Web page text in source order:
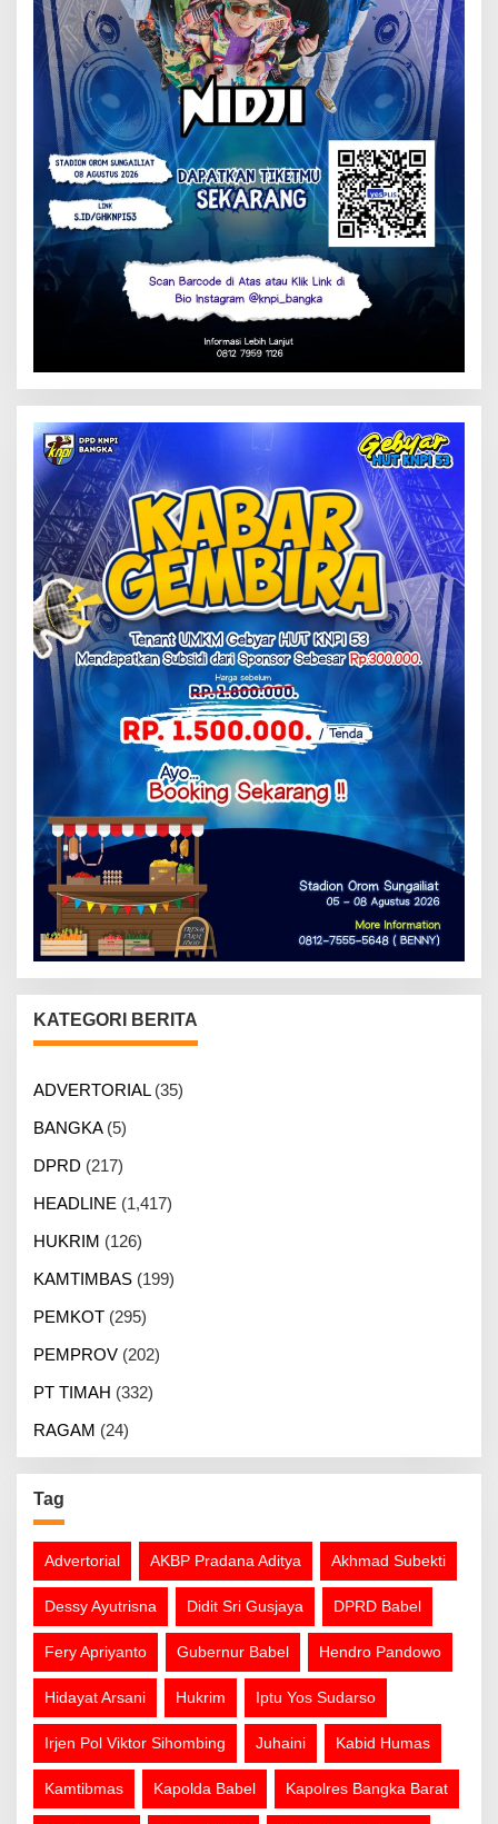
KATEGORI BERITA
ADVERTORIAL(35)
BANGKA(5)
DPRD (217)
HEADLINE (1,417)
HUKRIM (126)
KAMTIMBAS (199)
PEMKOT (295)
PEMPROV (202)
PT TIMAH (332)
RAGAM (24)
Tag
Advertorial AKBP Pradana Aditya Akhmad Subekti
Dessy Ayutrisna Didit Sri Gusjaya DPRD Babel
Fery Apriyanto Gubernur Babel Hendro Pandowo
Hidayat Arsani Hukrim Iptu Yos Sudarso
Irjen Pol Viktor Sihombing Juhaini Kabid Humas
Kamtibmas Kapolda Babel Kapolres Bangka Barat